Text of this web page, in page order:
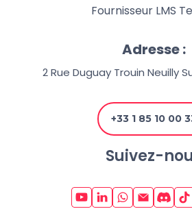
Fournisseur LMS
Adresse :
2 Rue Duguay Trouin Neuilly
+33 1 85 10 00
Suivez-